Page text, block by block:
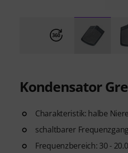
Kondensator
Charakteristik: halbe Niere
schaltbarer
Frequenzbereich: 30 -